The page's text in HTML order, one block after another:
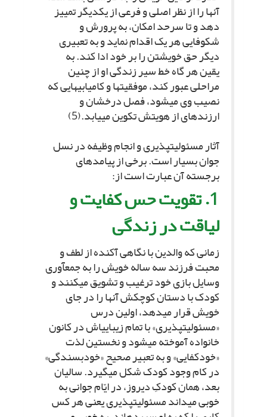
آنها را از نظر اصلى و فرعى از یکدیگر تمییز
دهد و تا سرحد امکان، به پرورش و
شکوفایى هر یک اقدام نماید و به تعبیرى
دیگر حق خویشتن را بر خود ادا کند. به
یقین هر گاه خط سیر زندگى او از چنین
مراحلى عبور کند، موفقیت‏ها و کامیابى‏هایى که
نصیب وى مى‏شود، فصل درخشان و
ارزنده‏اى از هویتش تکوین مى‏یابد.(5)
آثار مسئولیت‏پذیرى و انجام وظیفه در نسل
جوان بسیار است. برخى از پیامدهاى
برجسته آن عبارت است از:
1. تقویت حس کفایت و
لیاقت در زندگى‏
زمانى که والدین با نگاهى آکنده از لطف و
محبت فرزند سه ساله خویش را به جمع‏آورى
وسایل بازى خود ترغیب و تشویق مى‏کنند و
کودک با دستان کوچکش آنها را در جاى
خویش قرار مى‏دهد، اولین درس
«مسئولیت‏پذیرى» با تمام زیبایى‏اش در کانون
خانواده آموخته مى‏شود و نخستین لذت
«خودکفایى» و به تعبیر صحیح «خودبسندگى»
در کام وجود کودک شکل مى‏گیرد. سالیان
بعد، همان کودکِ دیروز، در ایّام جوانى به
خوبى مى‏داند مسئولیت‏پذیرى یعنى هر کس